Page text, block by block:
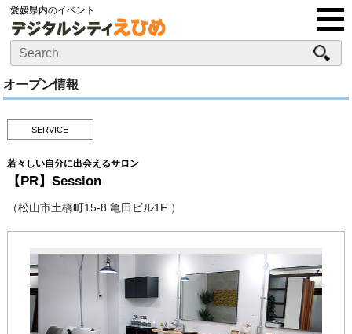
愛媛県内のイベント
オープン情報
SERVICE
若々しい自分に出会えるサロン
【PR】Session
（松山市土橋町15-8 亀田ビル1F ）